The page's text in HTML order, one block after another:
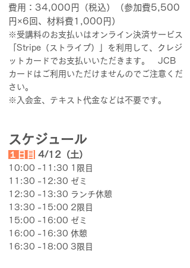
費用： 34,000円（税込）（参加費5,500
円×6回、材料費1,000円）
※受講料のお支払いはオンライン決済サービス
「Stripe（ストライプ）」を利用して、クレジ
ットカードでお支払いいただきます。 JCB
カードはご利用いただけませんのでご注意くだ
さい。
※入会金、テキスト代金などは不要です。
スケジュール
１日目 4/12 （土）
10:00 -11:30 1限目
11:30 -12:30 ゼミ
12:30 -13:30 ランチ休憩
13:30 -15:00 2限目
15:00 -16:00 ゼミ
16:00 -16:30 休憩
16:30 -18:00 3限目